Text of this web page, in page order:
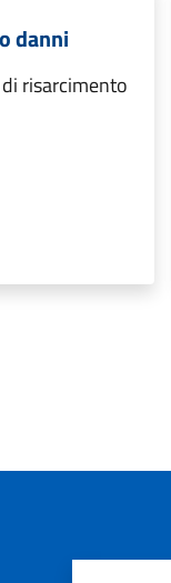
danni
risarcimento